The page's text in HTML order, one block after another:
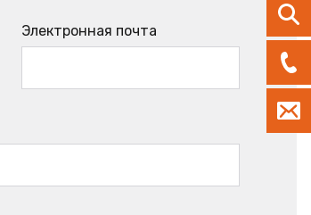
Электронная почта